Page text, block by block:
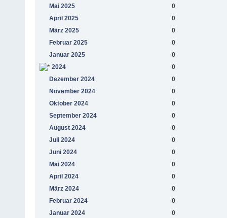
Mai 2025
0
April 2025
0
März 2025
0
Februar 2025
0
Januar 2025
0
2024
0
Dezember 2024
0
November 2024
0
Oktober 2024
0
September 2024
0
August 2024
0
Juli 2024
0
Juni 2024
0
Mai 2024
0
April 2024
0
März 2024
0
Februar 2024
0
Januar 2024
0